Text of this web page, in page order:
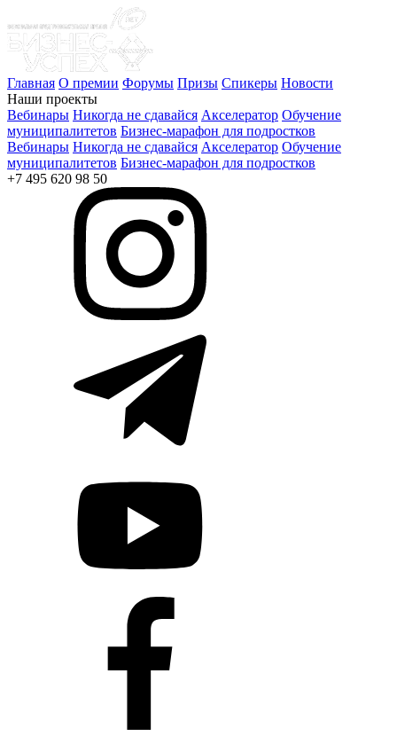
Главная О премии Форумы Призы Спикеры Новости
Наши проекты
Вебинары Никогда не сдавайся Акселератор Обучение
муниципалитетов Бизнес-марафон для подростков
Вебинары Никогда не сдавайся Акселератор Обучение
муниципалитетов Бизнес-марафон для подростков
+7 495 620 98 50